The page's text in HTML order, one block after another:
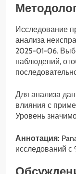
Исследование
анализа
2025-01-06.
наблюдений,
Для анализа
влияния с
Уровень
Аннотация:
исследований с